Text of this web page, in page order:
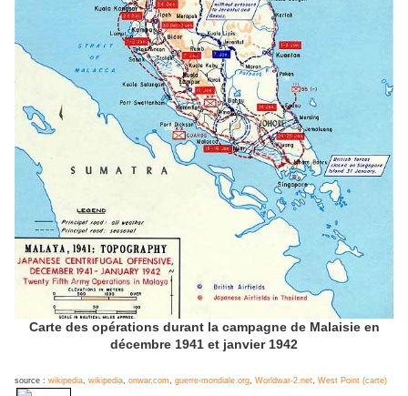
Carte des opérations durant la campagne de Malaisie en
décembre 1941 et janvier 1942
source : wikipedia, wikipedia, onwar.com, guerre-mondiale.org, Worldwar-2.net, West Point (carte)